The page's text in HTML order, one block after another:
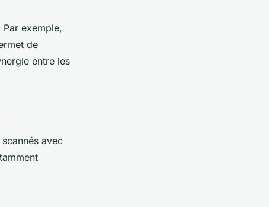
exemple,
de
entre les
avec